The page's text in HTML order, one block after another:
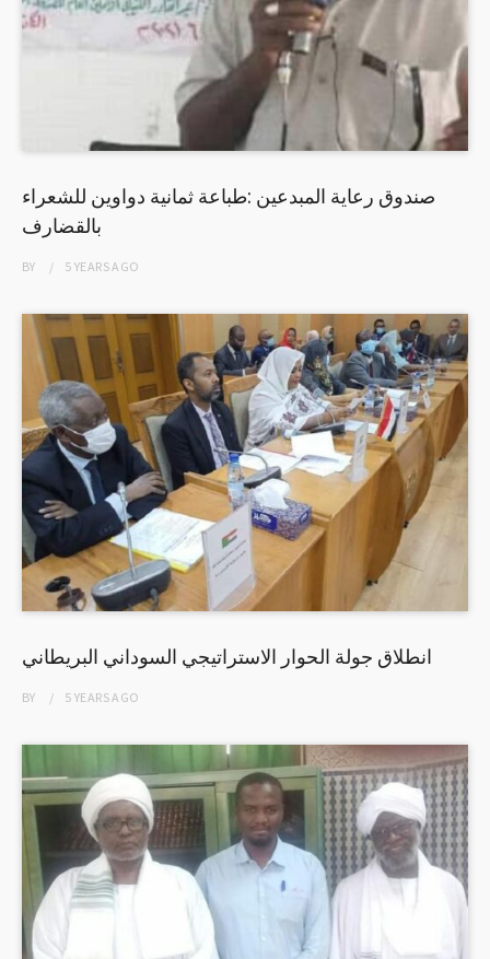
صندوق رعاية المبدعين :طباعة ثمانية دواوين للشعراء
بالقضارف
BY 5 YEARSAGO
انطلاق جولة الحوار الاستراتيجي السوداني البريطاني
BY 5 YEARSAGO